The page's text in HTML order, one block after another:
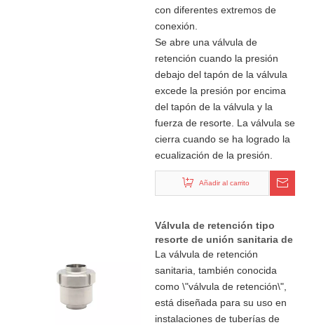
con diferentes extremos de
conexión.
Se abre una válvula de
retención cuando la presión
debajo del tapón de la válvula
excede la presión por encima
del tapón de la válvula y la
fuerza de resorte. La válvula se
cierra cuando se ha logrado la
ecualización de la presión.
Añadir al carrito
Válvula de retención tipo
resorte de unión sanitaria de
acero inoxidable
La válvula de retención
sanitaria, también conocida
como \"válvula de retención\",
está diseñada para su uso en
instalaciones de tuberías de